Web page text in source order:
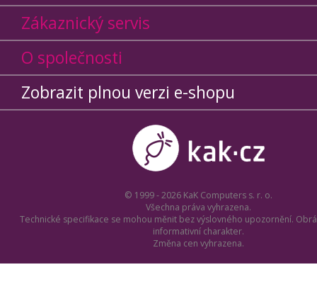
Zákaznický servis
O společnosti
Zobrazit plnou verzi e-shopu
© 1999 - 2026 KaK Computers s. r. o.
Všechna práva vyhrazena.
Technické specifikace se mohou měnit bez výslovného upozornění.
informativní charakter.
Změna cen vyhrazena.